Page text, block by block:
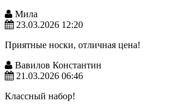
Мила
23.03.2026 12:20
Приятные носки, отличная цена!
Вавилов Константин
21.03.2026 06:46
Классный набор!